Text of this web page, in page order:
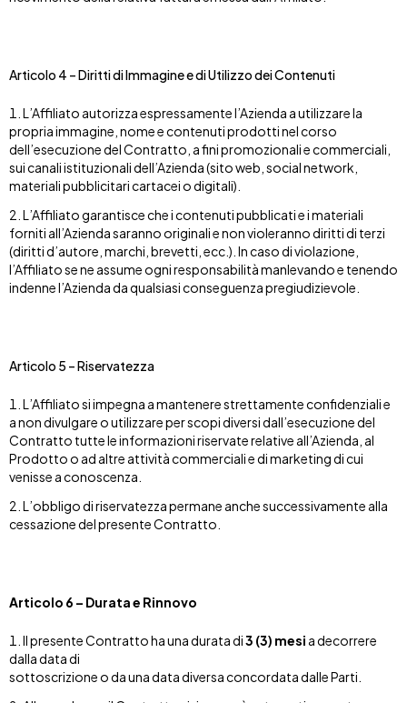
Articolo 4 – Diritti di Immagine e di Utilizzo dei Contenuti
L’Affiliato autorizza espressamente l’Azienda a utilizzare la
propria immagine, nome e contenuti prodotti nel corso
dell’esecuzione del Contratto, a fini promozionali e commerciali,
sui canali istituzionali dell’Azienda (sito web, social network,
materiali pubblicitari cartacei o digitali).
L’Affiliato garantisce che i contenuti pubblicati e i materiali
forniti all’Azienda saranno originali e non violeranno diritti di terzi
(diritti d’autore, marchi, brevetti, ecc.). In caso di violazione,
l’Affiliato se ne assume ogni responsabilità manlevando e tenendo
indenne l’Azienda da qualsiasi conseguenza pregiudizievole.
Articolo 5 – Riservatezza
L’Affiliato si impegna a mantenere strettamente confidenziali e
a non divulgare o utilizzare per scopi diversi dall’esecuzione del
Contratto tutte le informazioni riservate relative all’Azienda, al
Prodotto o ad altre attività commerciali e di marketing di cui
venisse a conoscenza.
L’obbligo di riservatezza permane anche successivamente alla
cessazione del presente Contratto.
Articolo 6 – Durata e Rinnovo
Il presente Contratto ha una durata di3 (3) mesi a decorrere
dalla data di
sottoscrizione o da una data diversa concordata dalle Parti.